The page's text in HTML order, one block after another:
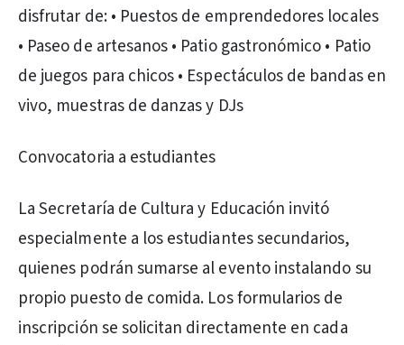
disfrutar de: • Puestos de emprendedores locales
• Paseo de artesanos • Patio gastronómico • Patio
de juegos para chicos • Espectáculos de bandas en
vivo, muestras de danzas y DJs
Convocatoria a estudiantes
La Secretaría de Cultura y Educación invitó
especialmente a los estudiantes secundarios,
quienes podrán sumarse al evento instalando su
propio puesto de comida. Los formularios de
inscripción se solicitan directamente en cada